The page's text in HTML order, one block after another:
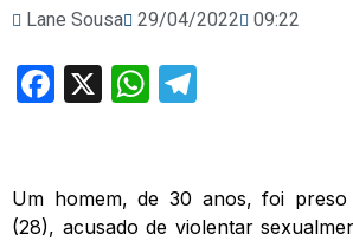
Lane Sousa 29/04/2022 09:22
Facebook
X WhatsApp
Um homem, de 30 anos, foi preso
(28), acusado de violentar